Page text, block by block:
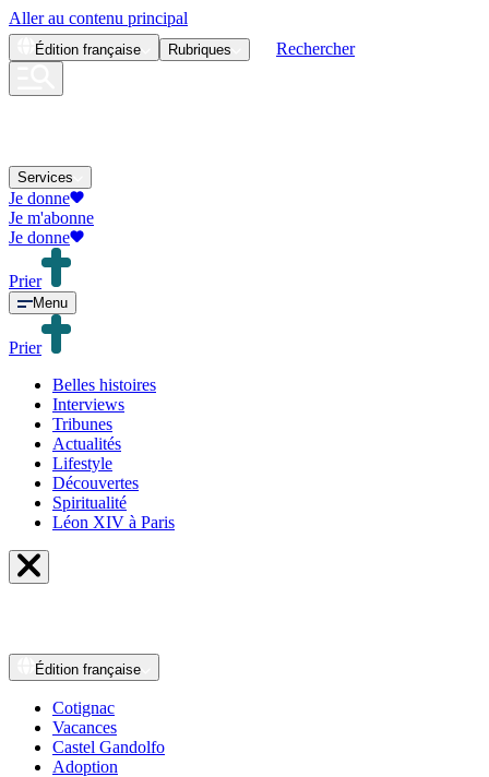
Aller au contenu principal
Édition française Rubriques Rechercher
Services
Je donne
Je m'abonne
Je donne
Prier
Menu
Prier
Belles histoires
Interviews
Tribunes
Actualités
Lifestyle
Découvertes
Spiritualité
Léon XIV à Paris
Édition française
Cotignac
Vacances
Castel Gandolfo
Adoption